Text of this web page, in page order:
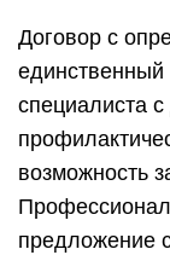
Договор с
единственный
специалиста
возможность
предложение